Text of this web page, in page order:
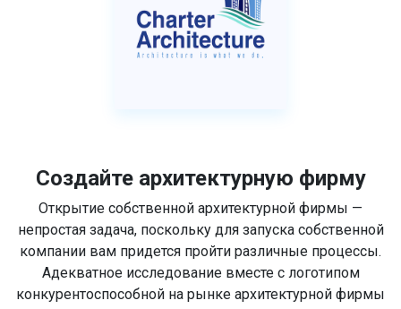
Создайте архитектурную фирму
Открытие собственной архитектурной фирмы —
непростая задача, поскольку для запуска собственной
компании вам придется пройти различные процессы.
Адекватное исследование вместе с логотипом
конкурентоспособной на рынке архитектурной фирмы